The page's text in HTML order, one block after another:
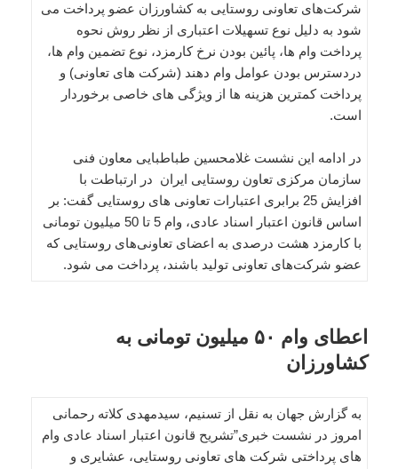
شرکت‌های تعاونی روستایی به کشاورزان عضو پرداخت می
شود به دلیل نوع تسهیلات اعتباری از نظر روش نحوه
پرداخت وام ها، پائین بودن نرخ کارمزد، نوع تضمین وام ها،
دردسترس بودن عوامل وام دهند (شرکت های تعاونی) و
پرداخت کمترین هزینه ها از ویژگی های خاصی برخوردار
است.
در ادامه این نشست غلامحسین طباطبایی معاون فنی
سازمان مرکزی تعاون روستایی ایران در ارتباطت با
افزایش 25 برابری اعتبارات تعاونی های روستایی گفت: بر
اساس قانون اعتبار اسناد عادی، وام 5 تا 50 میلیون تومانی
با کارمزد هشت درصدی به اعضای تعاونی‌های روستایی که
عضو شرکت‌های تعاونی تولید باشند، پرداخت می شود.
اعطای وام ۵۰ میلیون تومانی به
کشاورزان
به گزارش جهان به نقل از تسنیم، سیدمهدی کلاته رحمانی
امروز در نشست خبری”تشریح قانون اعتبار اسناد عادی وام
های پرداختی شرکت های تعاونی روستایی، عشایری و